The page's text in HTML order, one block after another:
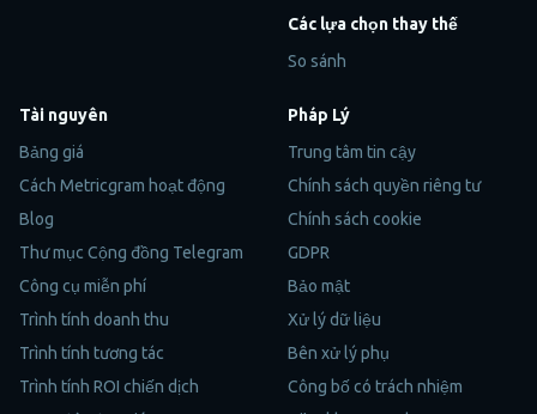
Các lựa chọn thay thế
So sánh
Tài nguyên
Bảng giá
Cách Metricgram hoạt động
Blog
Thư mục Cộng đồng Telegram
Công cụ miễn phí
Trình tính doanh thu
Trình tính tương tác
Trình tính ROI chiến dịch
Pháp Lý
Trung tâm tin cậy
Chính sách quyền riêng tư
Chính sách cookie
GDPR
Bảo mật
Xử lý dữ liệu
Bên xử lý phụ
Công bố có trách nhiệm